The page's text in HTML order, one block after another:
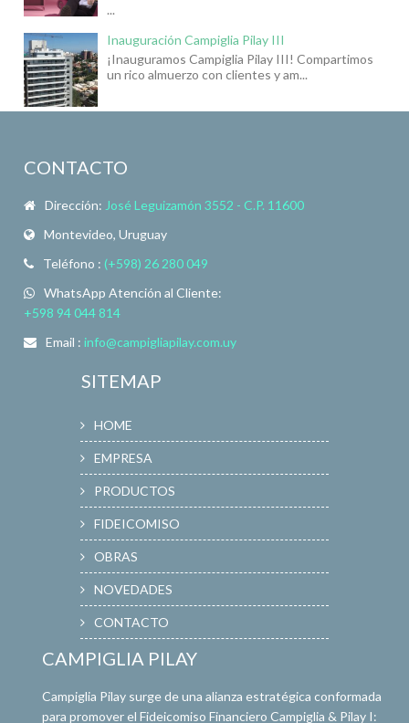
...
Inauguración Campiglia Pilay III
¡Inauguramos Campiglia Pilay III! Compartimos
un rico almuerzo con clientes y am...
CONTACTO
Dirección: José Leguizamón 3552 - C.P. 11600
Montevideo, Uruguay
Teléfono : (+598) 26 280 049
WhatsApp Atención al Cliente:
+598 94 044 814
Email :info@campigliapilay.com.uy
SITEMAP
HOME
EMPRESA
PRODUCTOS
FIDEICOMISO
OBRAS
NOVEDADES
CONTACTO
CAMPIGLIA PILAY
Campiglia Pilay surge de una alianza estratégica conformada
para promover el Fideicomiso Financiero Campiglia & Pilay I: